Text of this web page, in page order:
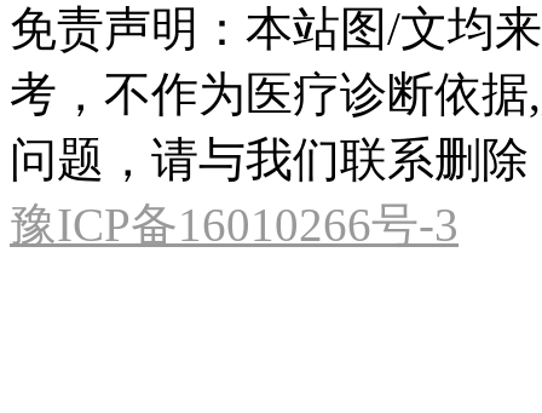
免责声明：本站图/文均
考，不作为医疗诊断依
问题，请与我们联系删除
豫ICP备16010266号-3